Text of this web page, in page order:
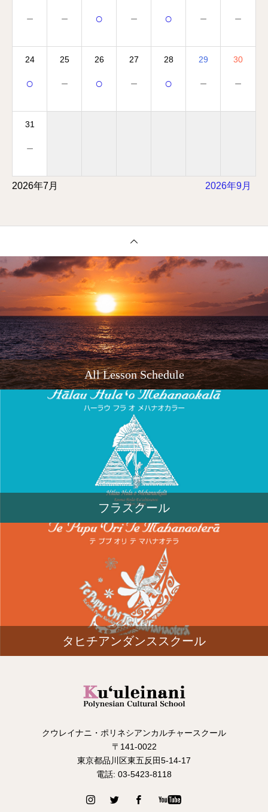
－ － ○ － ○ － －
24
○
25
－
26
○
27
－
28
○
29
－
30
－
31
－
2026年7月 2026年9月
All Lesson Schedule
フラスクール
タヒチアンダンススクール
クウレイナニ・ポリネシアンカルチャースクール
〒141-0022
東京都品川区東五反田5-14-17
電話: 03-5423-8118